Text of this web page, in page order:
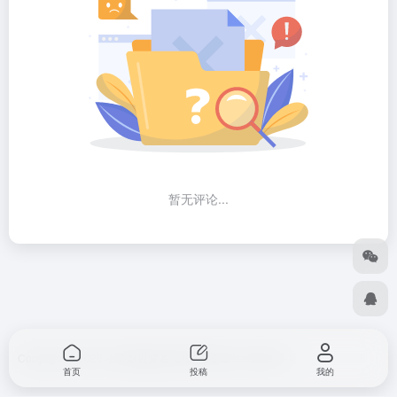
暂无评论...
Copyright © 2026 冀ICP备2025118063号-1
首页 投稿 我的